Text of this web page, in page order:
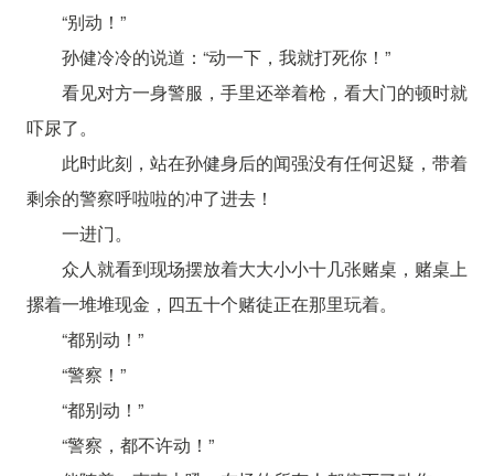
“别动！”
孙健冷冷的说道：“动一下，我就打死你！”
看见对方一身警服，手里还举着枪，看大门的顿时就
吓尿了。
此时此刻，站在孙健身后的闻强没有任何迟疑，带着
剩余的警察呼啦啦的冲了进去！
一进门。
众人就看到现场摆放着大大小小十几张赌桌，赌桌上
摞着一堆堆现金，四五十个赌徒正在那里玩着。
“都别动！”
“警察！”
“都别动！”
“警察，都不许动！”